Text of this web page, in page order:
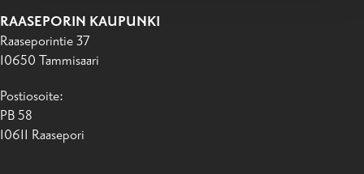
RAASEPORIN KAUPUNKI
Raaseporintie 37
10650 Tammisaari
Postiosoite:
PB 58
10611 Raasepori